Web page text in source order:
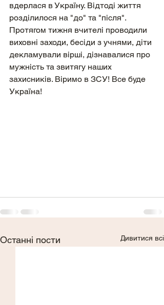
вдерлася в Україну. Відтоді життя
розділилося на "до" та "після".
Протягом тижня вчителі проводили
виховні заходи, бесіди з учнями, діти
декламували вірші, дізнавалися про
мужність та звитягу наших
захисників. Віримо в ЗСУ! Все буде
Україна!
Останні пости Дивитися всі